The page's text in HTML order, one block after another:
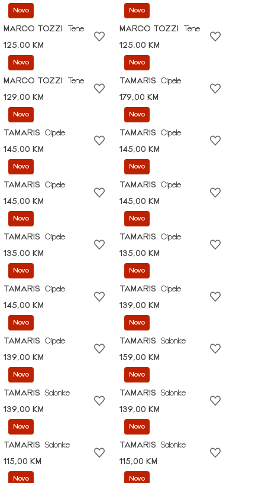
Novo
MARCO TOZZI
Tene
125,00 KM
Novo
MARCO TOZZI
Tene
125,00 KM
Novo
MARCO TOZZI
Tene
129,00 KM
Novo
TAMARIS
Cipele
179,00 KM
Novo
TAMARIS
Cipele
145,00 KM
Novo
TAMARIS
Cipele
145,00 KM
Novo
TAMARIS
Cipele
145,00 KM
Novo
TAMARIS
Cipele
145,00 KM
Novo
TAMARIS
Cipele
135,00 KM
Novo
TAMARIS
Cipele
135,00 KM
Novo
TAMARIS
Cipele
145,00 KM
Novo
TAMARIS
Cipele
139,00 KM
Novo
TAMARIS
Cipele
139,00 KM
Novo
TAMARIS
Salonke
159,00 KM
Novo
TAMARIS
Salonke
139,00 KM
Novo
TAMARIS
Salonke
139,00 KM
Novo
TAMARIS
Salonke
115,00 KM
Novo
TAMARIS
Salonke
115,00 KM
Novo Novo